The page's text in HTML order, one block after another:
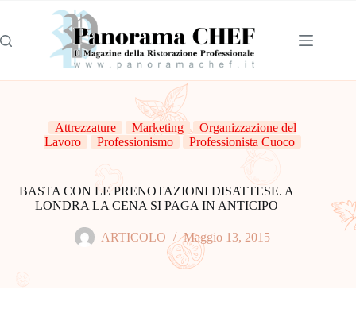
Attrezzature Marketing
Organizzazione del
Lavoro
Professionismo Professionista Cuoco
BASTA CON LE PRENOTAZIONI DISATTESE. A
LONDRA LA CENA SI PAGA IN ANTICIPO
ARTICOLO Maggio 13, 2015